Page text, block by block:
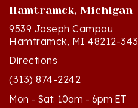
9539 Joseph Campau
Hamtramck, MI 48212-3437
Directions
(313) 874-2242
Mon - Sat: 10am - 6pm ET
Sun - 12n - 4pm ET